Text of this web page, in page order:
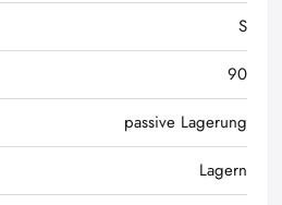
S
90
passive Lagerung
Lagern